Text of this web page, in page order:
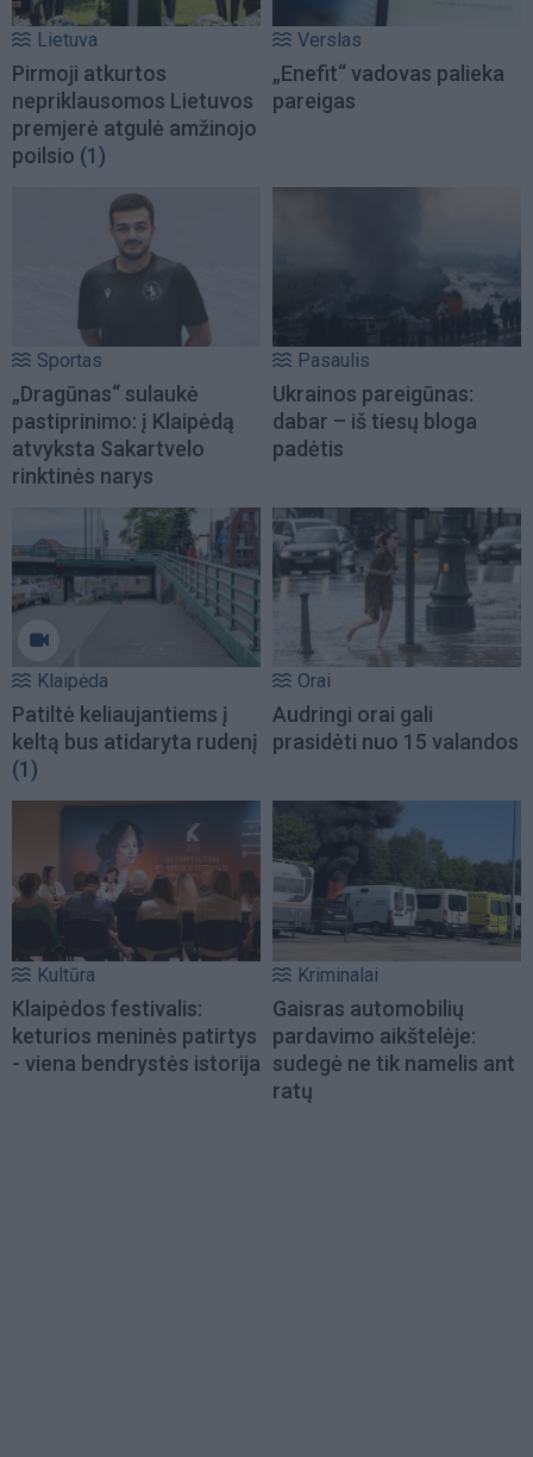
Lietuva
Pirmoji atkurtos
nepriklausomos Lietuvos
premjerė atgulė amžinojo
poilsio (1)
Verslas
„Enefit“ vadovas palieka
pareigas
Sportas
„Dragūnas“ sulaukė
pastiprinimo: į Klaipėdą
atvyksta Sakartvelo
rinktinės narys
Pasaulis
Ukrainos pareigūnas:
dabar – iš tiesų bloga
padėtis
Klaipėda
Patiltė keliaujantiems į
keltą bus atidaryta rudenį
(1)
Orai
Audringi orai gali
prasidėti nuo 15 valandos
Kultūra
Klaipėdos festivalis:
keturios meninės patirtys
- viena bendrystės istorija
Kriminalai
Gaisras automobilių
pardavimo aikštelėje:
sudegė ne tik namelis ant
ratų